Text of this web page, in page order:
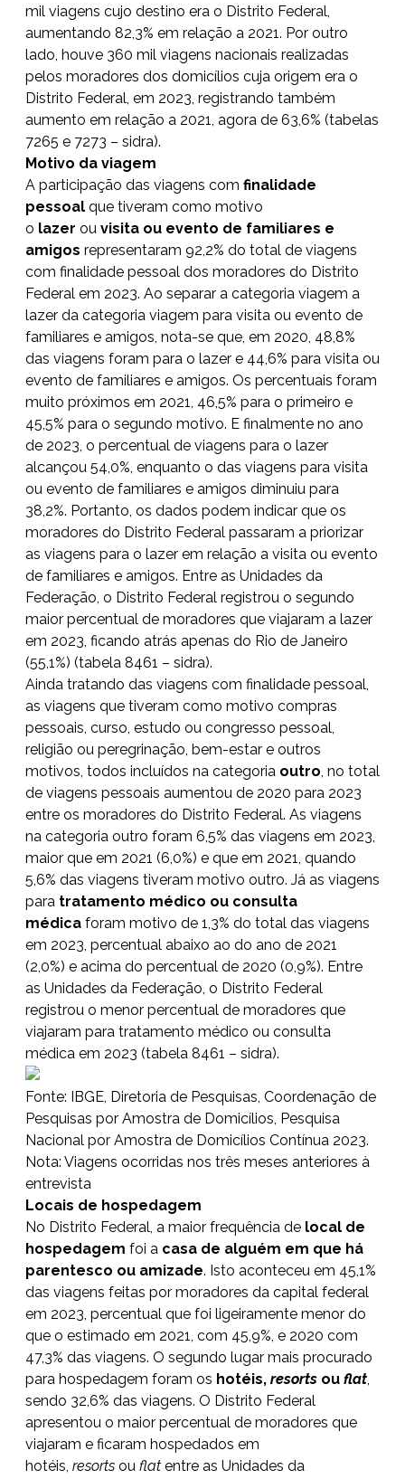
mil viagens cujo destino era o Distrito Federal,
aumentando 82,3% em relação a 2021. Por outro
lado, houve 360 mil viagens nacionais realizadas
pelos moradores dos domicílios cuja origem era o
Distrito Federal, em 2023, registrando também
aumento em relação a 2021, agora de 63,6% (tabelas
7265 e 7273 – sidra).
Motivo da viagem
A participação das viagens com finalidade
pessoal que tiveram como motivo
o lazer ou visita ou evento de familiares e
amigos representaram 92,2% do total de viagens
com finalidade pessoal dos moradores do Distrito
Federal em 2023. Ao separar a categoria viagem a
lazer da categoria viagem para visita ou evento de
familiares e amigos, nota-se que, em 2020, 48,8%
das viagens foram para o lazer e 44,6% para visita ou
evento de familiares e amigos. Os percentuais foram
muito próximos em 2021, 46,5% para o primeiro e
45,5% para o segundo motivo. E finalmente no ano
de 2023, o percentual de viagens para o lazer
alcançou 54,0%, enquanto o das viagens para visita
ou evento de familiares e amigos diminuiu para
38,2%. Portanto, os dados podem indicar que os
moradores do Distrito Federal passaram a priorizar
as viagens para o lazer em relação a visita ou evento
de familiares e amigos. Entre as Unidades da
Federação, o Distrito Federal registrou o segundo
maior percentual de moradores que viajaram a lazer
em 2023, ficando atrás apenas do Rio de Janeiro
(55,1%) (tabela 8461 – sidra).
Ainda tratando das viagens com finalidade pessoal,
as viagens que tiveram como motivo compras
pessoais, curso, estudo ou congresso pessoal,
religião ou peregrinação, bem-estar e outros
motivos, todos incluídos na categoria outro, no total
de viagens pessoais aumentou de 2020 para 2023
entre os moradores do Distrito Federal. As viagens
na categoria outro foram 6,5% das viagens em 2023,
maior que em 2021 (6,0%) e que em 2021, quando
5,6% das viagens tiveram motivo outro. Já as viagens
para tratamento médico ou consulta
médica foram motivo de 1,3% do total das viagens
em 2023, percentual abaixo ao do ano de 2021
(2,0%) e acima do percentual de 2020 (0,9%). Entre
as Unidades da Federação, o Distrito Federal
registrou o menor percentual de moradores que
viajaram para tratamento médico ou consulta
médica em 2023 (tabela 8461 – sidra).
Fonte: IBGE, Diretoria de Pesquisas, Coordenação de
Pesquisas por Amostra de Domicílios, Pesquisa
Nacional por Amostra de Domicílios Contínua 2023.
Nota: Viagens ocorridas nos três meses anteriores à
entrevista
Locais de hospedagem
No Distrito Federal, a maior frequência de local de
hospedagem foi a casa de alguém em que há
parentesco ou amizade. Isto aconteceu em 45,1%
das viagens feitas por moradores da capital federal
em 2023, percentual que foi ligeiramente menor do
que o estimado em 2021, com 45,9%, e 2020 com
47,3% das viagens. O segundo lugar mais procurado
para hospedagem foram os hotéis, resorts ou flat,
sendo 32,6% das viagens. O Distrito Federal
apresentou o maior percentual de moradores que
viajaram e ficaram hospedados em
hotéis, resorts ou flat entre as Unidades da